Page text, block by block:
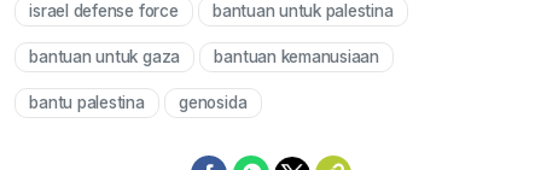
israel defense force bantuan untuk palestina
bantuan untuk gaza bantuan kemanusiaan
bantu palestina genosida